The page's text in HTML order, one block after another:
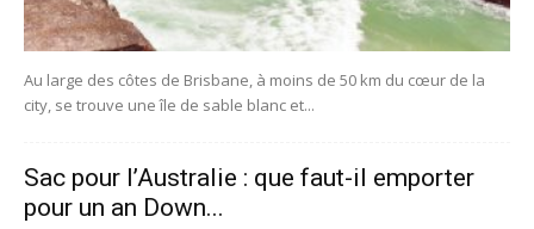
Au large des côtes de Brisbane, à moins de 50 km du cœur de la
city, se trouve une île de sable blanc et...
Sac pour l’Australie : que faut-il emporter
pour un an Down...